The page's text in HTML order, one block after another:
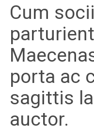
Cum
porta ac
sagittis
auctor.